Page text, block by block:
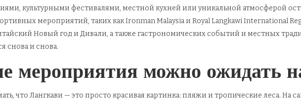
культурными фестивалями, местной кухней или уникальной атмосферой
мероприятий, таких как Ironman Malaysia и Royal Langkawi International
Новый год и Дивали, а также гастрономических событий и местных
снова и снова.
мероприятия можно ожидать
что Лангкави — это просто красивая картинка: пляжи и тропические леса. На